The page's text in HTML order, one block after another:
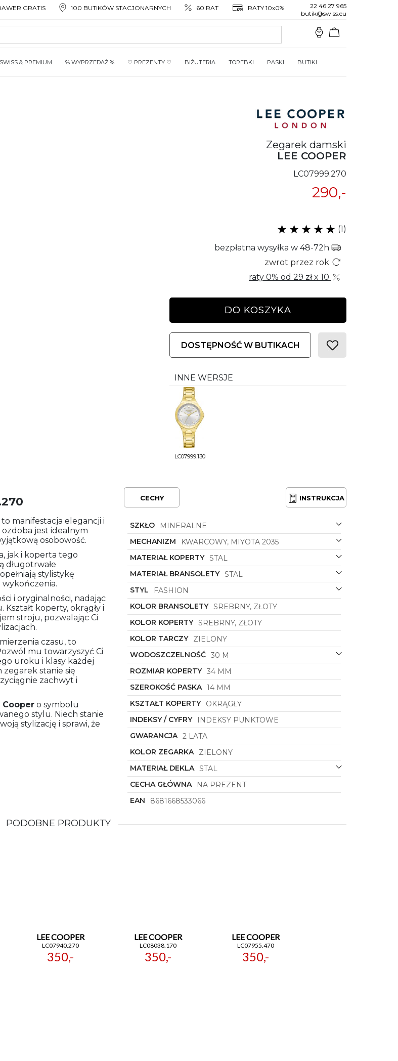
GRATIS 100 BUTIKÓW STACJONARNYCH 60 RAT RATY 10x0%
22 46 27 965
butik@swiss.eu
SWISS & PREMIUM % WYPRZEDAŻ % ♡ PREZENTY ♡ BIŻUTERIA TOREBKI PASKI BUTIKI
Zegarek damski
LEE COOPER
LC07999.270
290,-
(1)
bezpłatna wysyłka w 48-72h
zwrot przez rok
raty 0% od 29 złx 10
DO KOSZYKA
DOSTĘPNOŚĆ W BUTIKACH
INNE WERSJE
LC07999.130
to manifestacja elegancji i
jest idealnym
osobowość.
jak i koperta tego
długotrwałe
stylistykę
i oryginalności, nadając
koperty, okrągły i
stroju, pozwalając Ci
czasu, to
mu towarzyszyć Ci
uroku i klasy każdej
stanie się
zachwyt i
Cooper o symbolu
stylu. Niech stanie
stylizację i sprawi, że
CECHY INSTRUKCJA
SZKŁO
MINERALNE
MECHANIZM
KWARCOWY, MIYOTA 2035
MATERIAŁ KOPERTY STAL
MATERIAŁ BRANSOLETY STAL
STYL
FASHION
KOLOR BRANSOLETY SREBRNY, ZŁOTY
KOLOR KOPERTY SREBRNY, ZŁOTY
KOLOR TARCZY
ZIELONY
WODOSZCZELNOŚĆ 30 M
ROZMIAR KOPERTY 34 MM
SZEROKOŚĆ PASKA 14 MM
KSZTAŁT KOPERTY
OKRĄGŁY
INDEKSY / CYFRY
INDEKSY PUNKTOWE
GWARANCJA 2 LATA
KOLOR ZEGARKA
ZIELONY
MATERIAŁ DEKLA STAL
CECHA GŁÓWNA
NA PREZENT
EAN
8681668533066
PRODUKTY
LEE COOPER
LC07940.270
350,-
LEE COOPER
LC08038.170
350,-
LEE COOPER
LC07955.470
350,-